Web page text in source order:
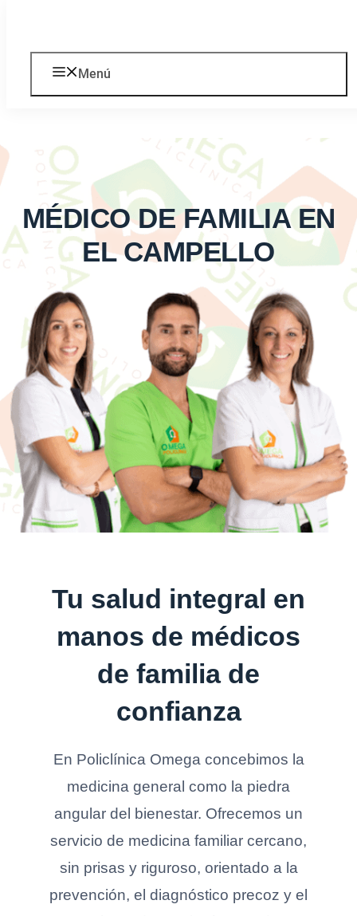
Menú
MÉDICO DE FAMILIA EN
EL CAMPELLO
Tu salud integral en
manos de médicos
de familia de
confianza
En Policlínica Omega concebimos la
medicina general como la piedra
angular del bienestar. Ofrecemos un
servicio de medicina familiar cercano,
sin prisas y riguroso, orientado a la
prevención, el diagnóstico precoz y el